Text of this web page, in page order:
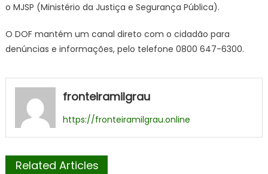
o MJSP (Ministério da Justiça e Segurança Pública).
O DOF mantém um canal direto com o cidadão para
denúncias e informações, pelo telefone 0800 647-6300.
fronteiramilgrau
https://fronteiramilgrau.online
Related Articles